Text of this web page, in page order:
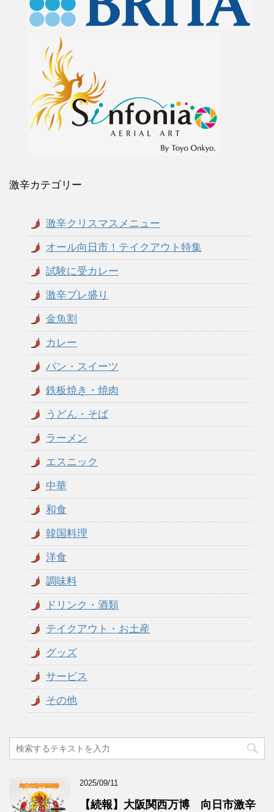
激辛カテゴリー
激辛クリスマスメニュー
オール向日市！テイクアウト特集
試験に受カレー
激辛プレ盛り
金魚割
カレー
パン・スイーツ
鉄板焼き・焼肉
うどん・そば
ラーメン
エスニック
中華
和食
韓国料理
洋食
調味料
ドリンク・酒類
テイクアウト・お土産
グッズ
サービス
その他
2025/09/11
【続報】大阪関西万博 向日市激辛